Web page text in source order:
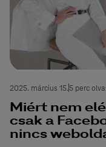
Miért nem
csak a
nincs
2025. március 15.5 perc